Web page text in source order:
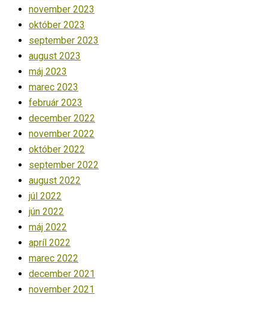
november 2023
október 2023
september 2023
august 2023
máj 2023
marec 2023
február 2023
december 2022
november 2022
október 2022
september 2022
august 2022
júl 2022
jún 2022
máj 2022
apríl 2022
marec 2022
december 2021
november 2021